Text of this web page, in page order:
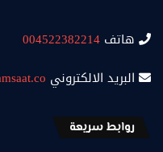
هاتف 004522382214
البريد الالكتروني
روابط سريعة